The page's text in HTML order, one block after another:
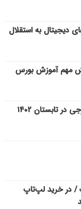
دیجیتال به استقلال
مهم آموزش بورس
تابستان ۱۴۰۲
/ در خرید لپ‌تاپ